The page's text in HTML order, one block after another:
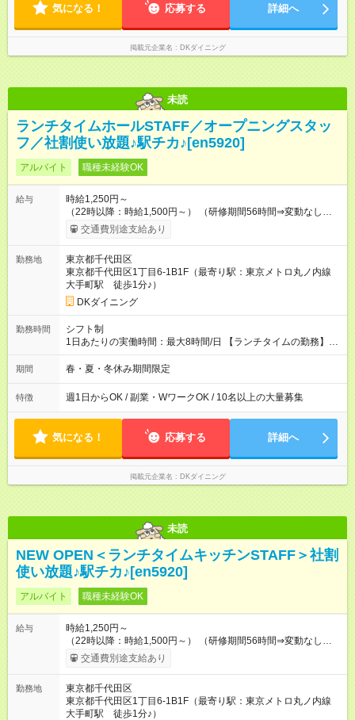
気になる！ 応募する 詳細へ
掲載元企業名 DKダイニング
未読
ランチタイムホールSTAFF／オープニングスタッ
フ／社割使い放題♪駅チカ♪[en5920]
アルバイト 職種未経験OK
給与
時給1,250円～
（22時以降：時給1,500円～） （研修期間56時間⇒変動なし） ■
食事補助あり⇒1食200円 ■友人紹介制度あり⇒1人紹介につき最
大3万円支給！ 【試用期間】試用期間なし
交通費別途支給あり
勤務地
東京都千代田区
東京都千代田区1丁目6-1B1F（最寄り駅：東京メトロ丸ノ内線
大手町駅 徒歩1分♪）
DKダイニング
勤務時間
シフト制
1日あたりの実働時間：最大8時間/日 【ランチタイムの勤務】
10:00～17:00 ※上記時間から1日3時間～・週1日～OK ※勤務時
間の変動の可能性あり ★自由シフト制 週1日勤務～レギュラー
期間 春・夏・冬休み期間限定
特徴 週1日からOK / 副業・WワークOK / 10名以上の大量募集
気になる！ 応募する 詳細へ
掲載元企業名 DKダイニング
未読
NEW OPEN＜ランチタイムキッチンSTAFF＞社割
使い放題♪駅チカ♪[en5920]
アルバイト 職種未経験OK
給与
時給1,250円～
（22時以降：時給1,500円～） （研修期間56時間⇒変動なし） ■
食事補助あり⇒1食200円 ■友人紹介制度あり⇒1人紹介につき最
大3万円支給！ 【試用期間】試用期間なし
交通費別途支給あり
勤務地
東京都千代田区
東京都千代田区1丁目6-1B1F（最寄り駅：東京メトロ丸ノ内線
大手町駅 徒歩1分♪）